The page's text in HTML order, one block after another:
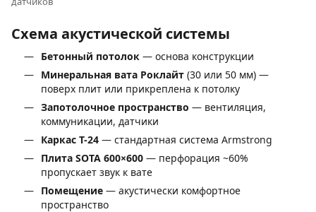
Схема акустической системы
Бетонный потолок — основа конструкции
Минеральная вата Роклайт (30 или 50 мм) —
поверх плит или прикреплена к потолку
Запотолочное пространство — вентиляция,
коммуникации, датчики
Каркас T-24 — стандартная система Armstrong
Плита SOTA 600×600 — перфорация ~60%
пропускает звук к вате
Помещение — акустически комфортное
пространство